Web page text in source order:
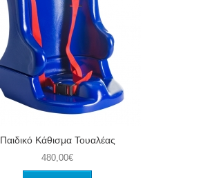
Παιδικό Κάθισμα Τουαλέας
480,00€